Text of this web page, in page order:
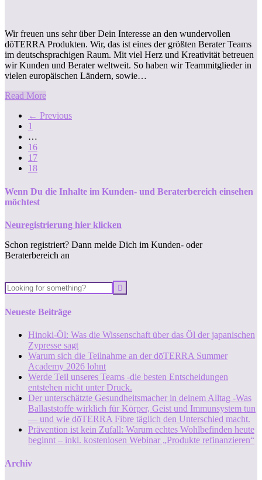
Wir freuen uns sehr über Dein Interesse an den wundervollen
dōTERRA Produkten. Wir, das ist eines der größten Berater Teams
im deutschsprachigen Raum. Mit viel Herz und Kreativität betreuen
wir Kunden und Berater weltweit. So haben wir Teammitglieder in
vielen europäischen Ländern, sowie…
Read More
← Previous
1
…
16
17
18
Wenn Du die Inhalte im Kunden- und Beraterbereich einsehen
möchtest
Neuregistrierung hier klicken
Schon registriert? Dann melde Dich im Kunden- oder
Beraterbereich an
Neueste Beiträge
Hinoki-Öl: Was die Wissenschaft über das Öl der japanischen
Zypresse sagt
Warum sich die Teilnahme an der dōTERRA Summer
Academy 2026 lohnt
Werde Teil unseres Teams -die besten Entscheidungen
entstehen nicht unter Druck.
Der unterschätzte Gesundheitsmacher in deinem Alltag -Was
Ballaststoffe wirklich für Körper, Geist und Immunsystem tun
— und wie dōTERRA Fibre täglich den Unterschied macht.
Prävention ist kein Zufall: Warum echtes Wohlbefinden heute
beginnt – inkl. kostenlosen Webinar „Produkte refinanzieren“
Archiv